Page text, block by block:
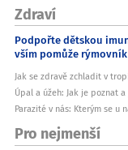
Zdraví
Podpořte dětskou
vším pomůže rýmovník
Jak se zdravě zchladit v
Úpal a úžeh: Jak je poznat
Parazité v nás: Kterým se u
Pro nejmenší